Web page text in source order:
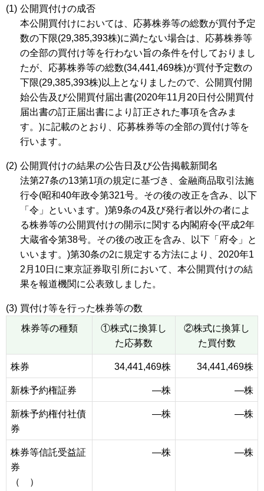
(1) 公開買付けの成否
本公開買付けにおいては、応募株券等の総数が買付予定
数の下限(29,385,393株)に満たない場合は、応募株券等
の全部の買付け等を行わない旨の条件を付しておりまし
たが、応募株券等の総数(34,441,469株)が買付予定数の
下限(29,385,393株)以上となりましたので、公開買付開
始公告及び公開買付届出書(2020年11月20日付公開買付
届出書の訂正届出書により訂正された事項を含みま
す。)に記載のとおり、応募株券等の全部の買付け等を
行います。
(2) 公開買付けの結果の公告日及び公告掲載新聞名
法第27条の13第1項の規定に基づき、金融商品取引法施
行令(昭和40年政令第321号。その後の改正を含み、以下
「令」といいます。)第9条の4及び発行者以外の者によ
る株券等の公開買付けの開示に関する内閣府令(平成2年
大蔵省令第38号。その後の改正を含み、以下「府令」と
いいます。)第30条の2に規定する方法により、2020年1
2月10日に東京証券取引所において、本公開買付けの結
果を報道機関に公表致しました。
(3) 買付け等を行った株券等の数
株券等の種類
①株式に換算し
た応募数
②株式に換算し
た買付数
株券 34,441,469株 34,441,469株
新株予約権証券 ―株 ―株
新株予約権付社債
券
―株 ―株
株券等信託受益証
券
（ ）
―株 ―株